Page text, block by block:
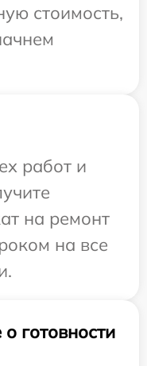
стоимость,
работ и
на ремонт
на все
готовности